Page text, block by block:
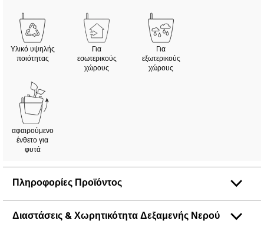
Υλικό υψηλής
ποιότητας
Για
εσωτερικούς
χώρους
Για
εξωτερικούς
χώρους
αφαιρούμενο
ένθετο για
φυτά
Πληροφορίες Προϊόντος
Διαστάσεις & Χωρητικότητα Δεξαμενής Νερού